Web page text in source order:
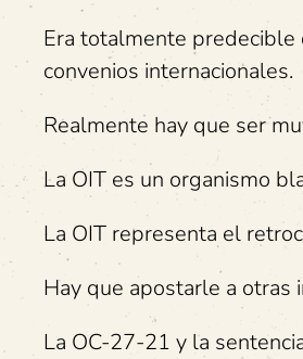
Era totalmente predecible
convenios internacionales.
Realmente hay que ser
La OIT es un organismo
La OIT representa el
Hay que apostarle a otras
La OC-27-21 y la